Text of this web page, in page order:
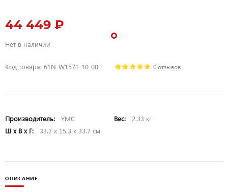
44 449 ₽
Нет в наличии
Код товара: 61N-W1571-10-00 0 отзывов
Производитель: YMC Вес:
2.33 кг
Ш х В х Г:
33.7 х 15.3 х 33.7 см
ОПИСАНИЕ